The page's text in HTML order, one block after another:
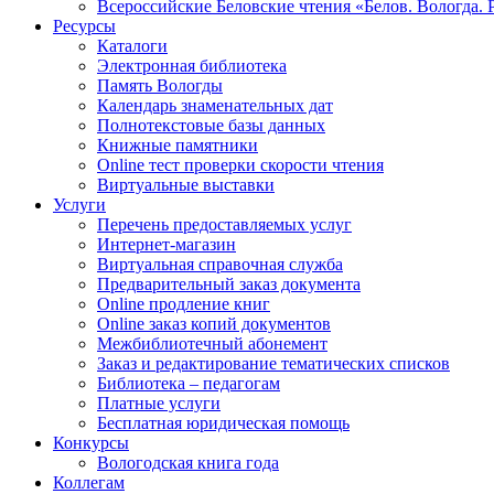
Всероссийские Беловские чтения «Белов. Вологда.
Ресурсы
Каталоги
Электронная библиотека
Память Вологды
Календарь знаменательных дат
Полнотекстовые базы данных
Книжные памятники
Online тест проверки скорости чтения
Виртуальные выставки
Услуги
Перечень предоставляемых услуг
Интернет-магазин
Виртуальная справочная служба
Предварительный заказ документа
Online продление книг
Online заказ копий документов
Межбиблиотечный абонемент
Заказ и редактирование тематических списков
Библиотека – педагогам
Платные услуги
Бесплатная юридическая помощь
Конкурсы
Вологодская книга года
Коллегам